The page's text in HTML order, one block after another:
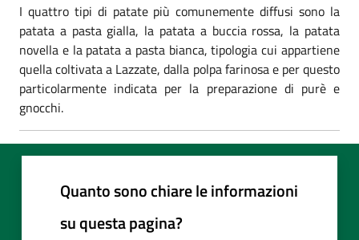
I quattro tipi di patate più comunemente diffusi sono la
patata a pasta gialla, la patata a buccia rossa, la patata
novella e la patata a pasta bianca, tipologia cui appartiene
quella coltivata a Lazzate, dalla polpa farinosa e per questo
particolarmente indicata per la preparazione di purè e
gnocchi.
Quanto sono chiare le informazioni
su questa pagina?